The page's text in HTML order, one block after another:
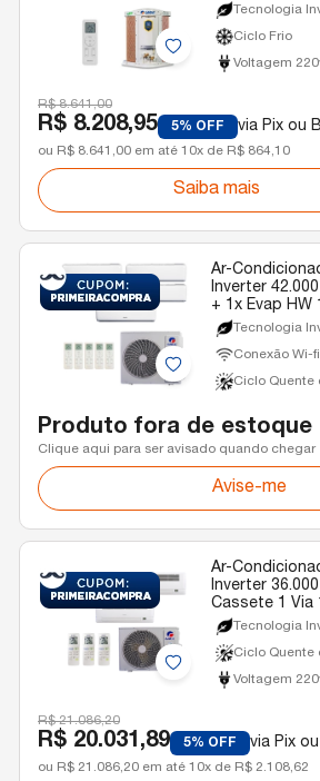
Tecnologia
Ciclo Frio
Voltagem
R$ 8.641,00
R$ 8.208,95 5% OFF via Pix ou
ou R$ 8.641,00 em até 10x de R$ 864,10
Saiba mais
Ar-
Inverter
+ 1x Evap HW
Quente/Frio R-
Tecnologia
Conexão Wi-fi
Ciclo Quente
Produto fora de estoque
Clique aqui para ser avisado quando chegar
Avise-me
Ar-
Inverter
Cassete 1 Via
Quente e Frio
Tecnologia
Ciclo Quente
Voltagem
R$ 21.086,20
R$ 20.031,89 5% OFF via Pix
ou R$ 21.086,20 em até 10x de R$ 2.108,62